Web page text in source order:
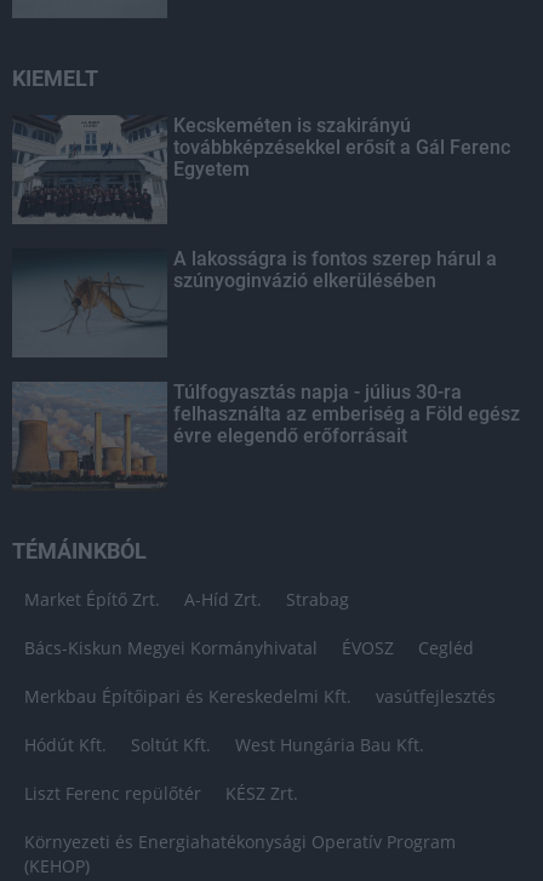
KIEMELT
Kecskeméten is szakirányú
továbbképzésekkel erősít a Gál Ferenc
Egyetem
A lakosságra is fontos szerep hárul a
szúnyoginvázió elkerülésében
Túlfogyasztás napja - július 30-ra
felhasználta az emberiség a Föld egész
évre elegendő erőforrásait
TÉMÁINKBÓL
Market Építő Zrt. A-Híd Zrt. Strabag
Bács-Kiskun Megyei Kormányhivatal ÉVOSZ Cegléd
Merkbau Építőipari és Kereskedelmi Kft. vasútfejlesztés
Hódút Kft. Soltút Kft. West Hungária Bau Kft.
Liszt Ferenc repülőtér KÉSZ Zrt.
Környezeti és Energiahatékonysági Operatív Program
(KEHOP)